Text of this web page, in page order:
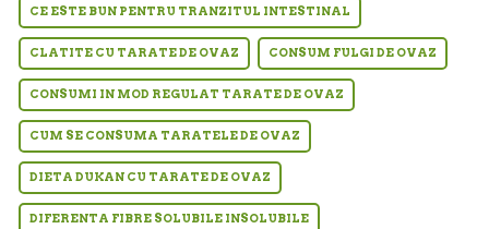
CE ESTE BUN PENTRU TRANZITUL INTESTINAL
CLATITE CU TARATE DE OVAZ CONSUM FULGI DE OVAZ
CONSUMI IN MOD REGULAT TARATE DE OVAZ
CUM SE CONSUMA TARATELE DE OVAZ
DIETA DUKAN CU TARATE DE OVAZ
DIFERENTA FIBRE SOLUBILE INSOLUBILE